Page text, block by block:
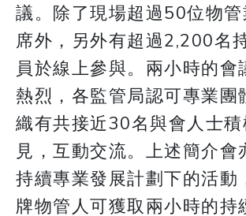
議。除了現場超過50位物管
席外，另外有超過2,200名
員於線上參與。兩小時的會
熱烈，各監管局認可專業團
織有共接近30名與會人士
見，互動交流。上述簡介會
持續專業發展計劃下的活動
牌物管人可獲取兩小時的持